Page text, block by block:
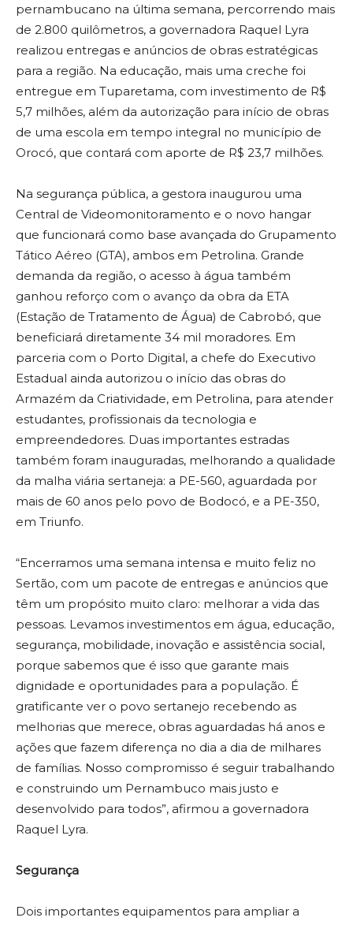
pernambucano na última semana, percorrendo mais
de 2.800 quilômetros, a governadora Raquel Lyra
realizou entregas e anúncios de obras estratégicas
para a região. Na educação, mais uma creche foi
entregue em Tuparetama, com investimento de R$
5,7 milhões, além da autorização para início de obras
de uma escola em tempo integral no município de
Orocó, que contará com aporte de R$ 23,7 milhões.
Na segurança pública, a gestora inaugurou uma
Central de Videomonitoramento e o novo hangar
que funcionará como base avançada do Grupamento
Tático Aéreo (GTA), ambos em Petrolina. Grande
demanda da região, o acesso à água também
ganhou reforço com o avanço da obra da ETA
(Estação de Tratamento de Água) de Cabrobó, que
beneficiará diretamente 34 mil moradores. Em
parceria com o Porto Digital, a chefe do Executivo
Estadual ainda autorizou o início das obras do
Armazém da Criatividade, em Petrolina, para atender
estudantes, profissionais da tecnologia e
empreendedores. Duas importantes estradas
também foram inauguradas, melhorando a qualidade
da malha viária sertaneja: a PE-560, aguardada por
mais de 60 anos pelo povo de Bodocó, e a PE-350,
em Triunfo.
“Encerramos uma semana intensa e muito feliz no
Sertão, com um pacote de entregas e anúncios que
têm um propósito muito claro: melhorar a vida das
pessoas. Levamos investimentos em água, educação,
segurança, mobilidade, inovação e assistência social,
porque sabemos que é isso que garante mais
dignidade e oportunidades para a população. É
gratificante ver o povo sertanejo recebendo as
melhorias que merece, obras aguardadas há anos e
ações que fazem diferença no dia a dia de milhares
de famílias. Nosso compromisso é seguir trabalhando
e construindo um Pernambuco mais justo e
desenvolvido para todos”, afirmou a governadora
Raquel Lyra.
Segurança
Dois importantes equipamentos para ampliar a